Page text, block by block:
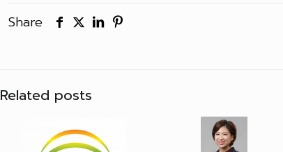
Share
Related posts